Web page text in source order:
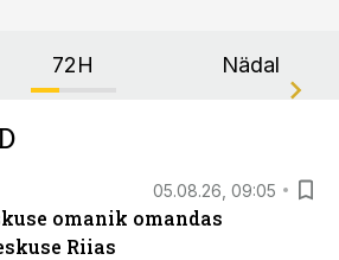
72H Nädal
05.08.26, 09:05
omanik omandas
Riias